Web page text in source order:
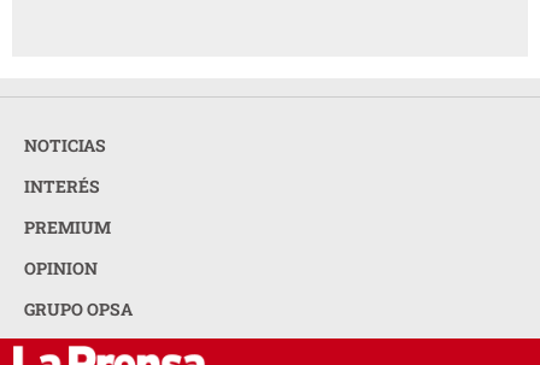
NOTICIAS
INTERÉS
PREMIUM
OPINION
GRUPO OPSA